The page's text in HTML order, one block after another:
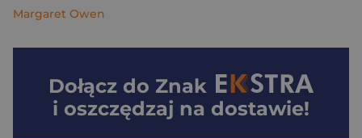
Margaret Owen
Dołącz do Znak
i oszczędzaj na dostawie!